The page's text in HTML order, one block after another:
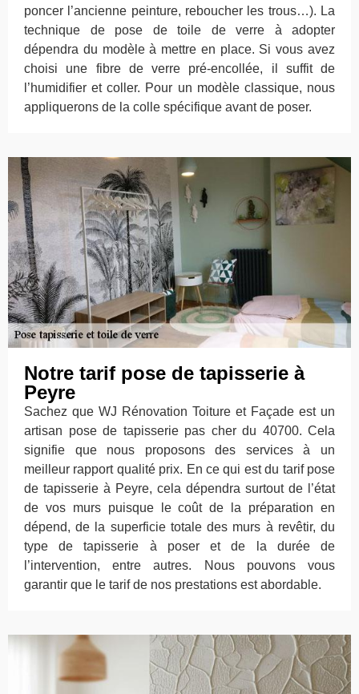
poncer l’ancienne peinture, reboucher les trous…). La
technique de pose de toile de verre à adopter
dépendra du modèle à mettre en place. Si vous avez
choisi une fibre de verre pré-encollée, il suffit de
l’humidifier et coller. Pour un modèle classique, nous
appliquerons de la colle spécifique avant de poser.
Notre tarif pose de tapisserie à
Peyre
Sachez que WJ Rénovation Toiture et Façade est un
artisan pose de tapisserie pas cher du 40700. Cela
signifie que nous proposons des services à un
meilleur rapport qualité prix. En ce qui est du tarif pose
de tapisserie à Peyre, cela dépendra surtout de l’état
de vos murs puisque le coût de la préparation en
dépend, de la superficie totale des murs à revêtir, du
type de tapisserie à poser et de la durée de
l’intervention, entre autres. Nous pouvons vous
garantir que le tarif de nos prestations est abordable.